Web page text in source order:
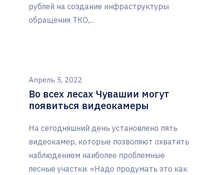
рублей на создание инфраструктуры
обращения ТКО,...
Апрель 5, 2022
Во всех лесах Чувашии могут
появиться видеокамеры
На сегодняшний день установлено пять
видеокамер, которые позволяют охватить
наблюдением наиболее проблемные
лесные участки. «Надо продумать это как